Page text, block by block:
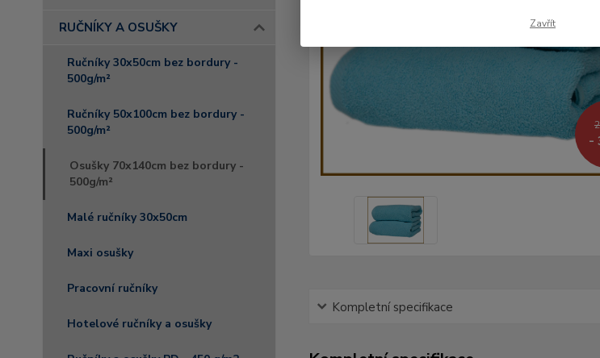
RUČNÍKY A OSUŠKY
Ručníky 30x50cm bez bordury -
500g/m²
Ručníky 50x100cm bez bordury -
500g/m²
Osušky 70x140cm bez bordury -
500g/m²
Malé ručníky 30x50cm
Maxi osušky
Pracovní ručníky
Hotelové ručníky a osušky
-
Kompletní specifikace
Zavřít